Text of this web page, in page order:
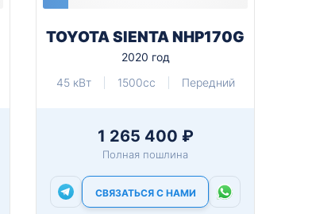
TOYOTA SIENTA NHP170G
2020 год
45 кВт
1500cc Передний
1 265 400 ₽
Полная пошлина
СВЯЗАТЬСЯ С НАМИ